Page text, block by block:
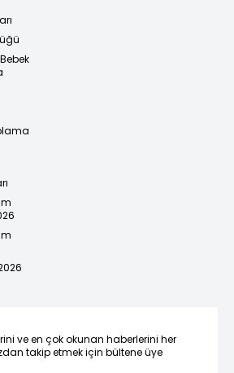
ve en çok okunan haberlerini her
takip etmek için bültene üye